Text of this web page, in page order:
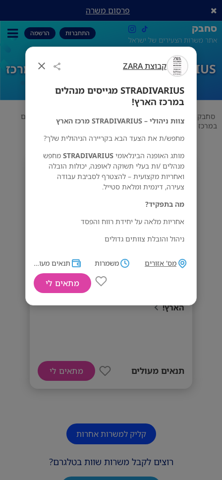
קבוצת ZARA
STRADIVARIUS מגייסים מנהלים
במרכז הארץ!
צוות ניהולי – STRADIVARIUS מרכז הארץ
מחפש/ת את הצעד הבא בקריירה הניהולית שלך?
מותג האופנה הבינלאומי STRADIVARIUS מחפש
מנהלים /ות בעלי תשוקה לאופנה, יכולות הובלה
ואחריות מקצועית – להצטרף לסביבת עבודה
צעירה, דינמית ומלאת סטייל.
מה בתפקיד?
אחריות מלאה על יחידת רווח והפסד
ניהול והובלת צוותים גדולים
מיצוב מסחרי וחוויית לקוח ברמה גבוהה
עבודה שוטפת מול גורמי ניהול בכירים בספרד
מה אנחנו מציעים?
מסלול ניהולי המתאים לטווח ארוך
דרישות המשרה
ניסיון ניהולי / פיקודי ואוריינטציה למכירות – יתרון
ייצוגיות, אחריות ותשוקה לעולם האופנה
מס' אזורים משמרות תנאים מעולים
מתאים לי
פרסום משרה
סחבק
אתר משרות הצעירים של ישראל
התחברות הרשמה
STRADIVARIUS מגייסים מנהלים במרכז
הארץ!
סחבק קבוצת ZARA
STRADIVARIUS מגייסים מנהלים
במרכז הארץ!
קבוצת ZARA
מס' אזורים
STRADIVARIUS מגייסים מנהלים במרכז
הארץ!
תנאים מעולים מתאים לי
קליק למשרות אחרות
רוצים לקבל משרות שוות בטלגרם?